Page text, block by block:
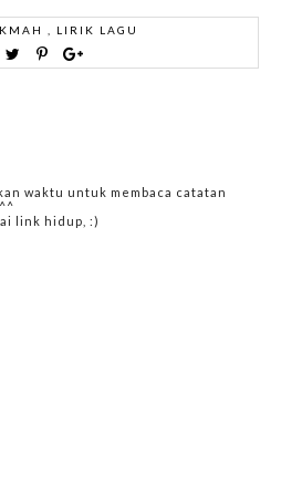
LIRIK LAGU
waktu untuk membaca catatan
link hidup, :)